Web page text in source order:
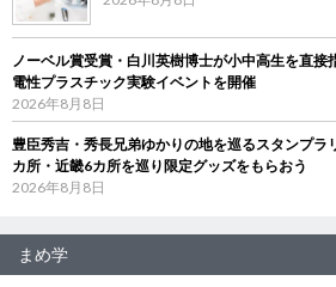
ノーベル賞受賞・白川英樹博士が小中高生を直
電性プラスチック実験イベントを開催
2026年8月8日
豊臣秀吉・秀長兄弟ゆかりの地を巡るスタンプ
カ所・近畿6カ所を巡り限定グッズをもらおう
2026年8月8日
まめ学